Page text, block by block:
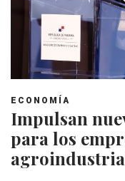
ECONOMÍA
Impulsan
para los